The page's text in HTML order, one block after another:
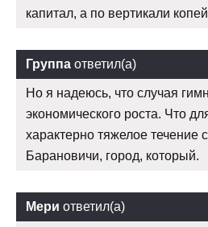
капитал, а по вертикали
Группа ответил(а)
Но я надеюсь, что случая
экономического роста. Что
характерно тяжелое течение
Барановичи, город, который.
Мери ответил(а)